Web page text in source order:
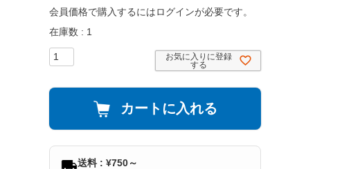
会員価格で購入するにはログインが必要です。
在庫数
1
お気に入りに登録
する
カートに入れる
送料 : ¥750～